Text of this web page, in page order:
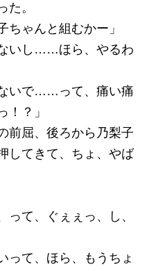
た。
ちゃんと組むかー」
ないし……ほら、やるわ
ないで……って、痛い痛
！？」
前屈、後ろから乃梨子
してきて、ちょ、やば
って、ぐぇぇっ、し、
って、ほら、もうちょ